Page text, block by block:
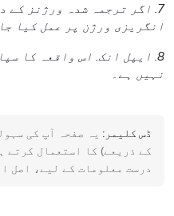
7. اگر ترجمہ شدہ ورژنز
انگریزی ورژن پر عمل کیا
8. ایپل انک. اس واقعہ کا
نہیں ہے۔
ڈس کلیمر:
کے ذریعے) کا استعمال کرتے
درست معلومات کے لیے، اصل